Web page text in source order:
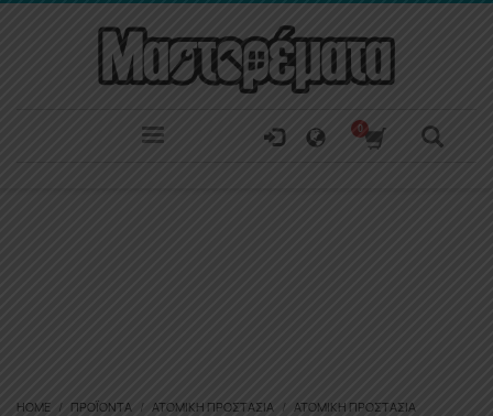
HOME ΠΡΟΪΌΝΤΑ ΑΤΟΜΙΚΉ ΠΡΟΣΤΑΣΊΑ
ΑΤΟΜΙΚΉ ΠΡΟΣΤΑΣΊΑ